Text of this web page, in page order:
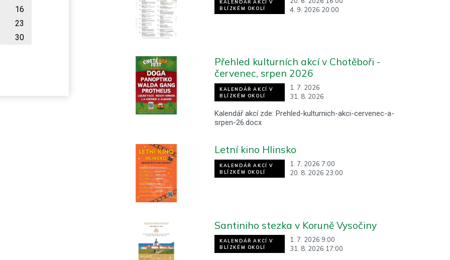
16
23
30
KALENDÁŘ AKCÍ V
BLÍZKÉM OKOLÍ
4. 9. 2026 20:00
KALENDÁŘ AKCÍ V
BLÍZKÉM OKOLÍ
1. 7. 2026
31. 8. 2026
Přehled kulturních akcí v Chotěboři -
červenec, srpen 2026
Kalendář akcí zde: Prehled-kulturnich-akci-cervenec-a-
srpen-26.docx
KALENDÁŘ AKCÍ V
BLÍZKÉM OKOLÍ
1. 7. 2026 7:00
20. 8. 2026 23:00
Letní kino Hlinsko
KALENDÁŘ AKCÍ V
BLÍZKÉM OKOLÍ
1. 7. 2026 9:00
31. 8. 2026 17:00
Santiniho stezka v Koruně Vysočiny